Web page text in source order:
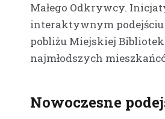
Małego Odkrywcy.
interaktywnym podejściu
pobliżu Miejskiej
najmłodszych
Nowoczesne